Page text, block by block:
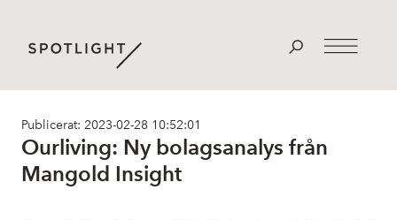
Publicerat: 2023-02-28 10:52:01
Ourliving: Ny bolagsanalys från
Mangold Insight